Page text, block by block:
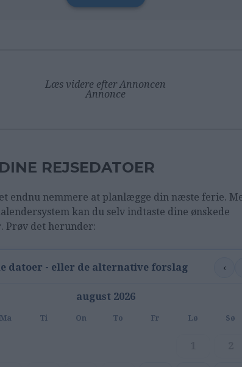
Læs videre efter Annoncen
Annonce
REJSEDATOER
endnu nemmere at planlægge din næste ferie.
kan du selv indtaste dine ønskede
Prøv det herunder:
datoer - eller de alternative forslag ‹
august 2026
Ma Ti On To Fr Lø Sø